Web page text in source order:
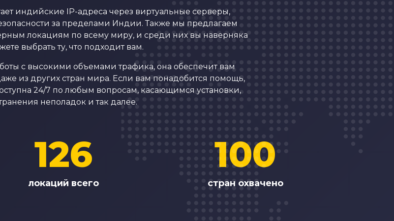
индийские IP-адреса через виртуальные серверы,
за пределами Индии. Также мы предлагаем
локациям по всему миру, и среди них вы наверняка
выбрать ту, что подходит вам.
с высокими объемами трафика, она обеспечит вам
из других стран мира. Если вам понадобится помощь,
24/7 по любым вопросам, касающимся установки,
неполадок и так далее.
локаций всего
126
стран охвачено
100